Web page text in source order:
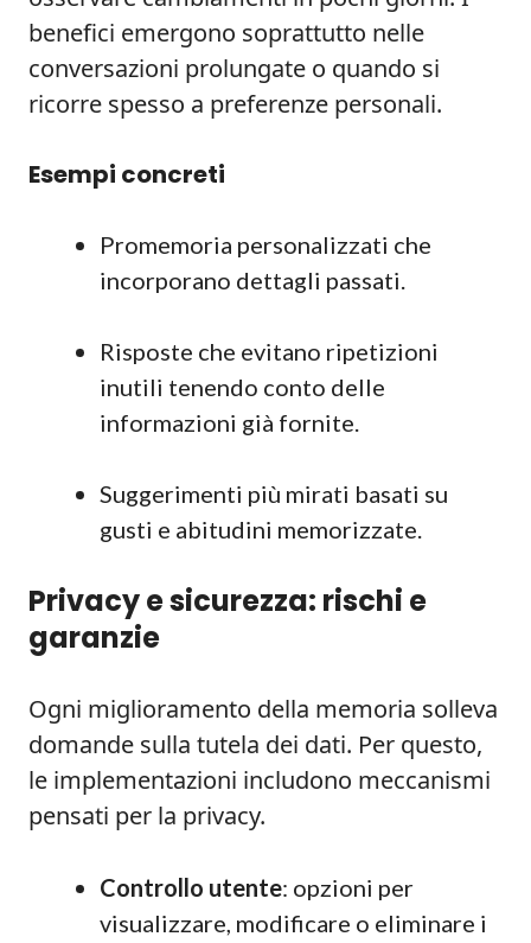
benefici emergono soprattutto nelle
conversazioni prolungate o quando si
ricorre spesso a preferenze personali.
Esempi concreti
Promemoria personalizzati che
incorporano dettagli passati.
Risposte che evitano ripetizioni
inutili tenendo conto delle
informazioni già fornite.
Suggerimenti più mirati basati su
gusti e abitudini memorizzate.
Privacy e sicurezza: rischi e
garanzie
Ogni miglioramento della memoria solleva
domande sulla tutela dei dati. Per questo,
le implementazioni includono meccanismi
pensati per la privacy.
Controllo utente: opzioni per
visualizzare, modificare o eliminare i